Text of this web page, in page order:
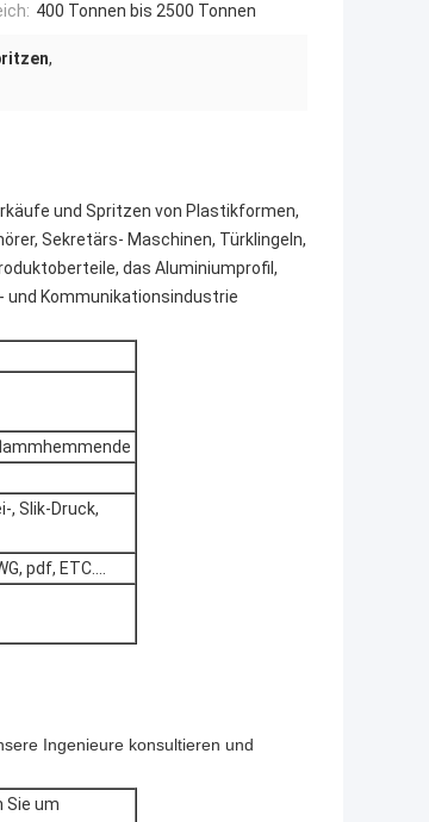
400 Tonnen bis 2500 Tonnen
,
und Spritzen von Plastikformen,
Sekretärs- Maschinen, Türklingeln,
das Aluminiumprofil,
und Kommunikationsindustrie
, Slik-Druck,
pdf, ETC….
Ingenieure konsultieren und
Sie um